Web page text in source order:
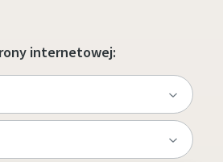
internetowej: